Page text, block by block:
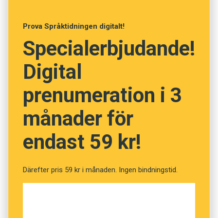
Foto: Istockphoto
Vad betyder orden? (Kviss
Fråga1av 12
Gudsförgäten
Ihågkommen
Prova Språktidningen digitalt!
Specialerbjudande!
Digital
prenumeration i 3
månader för
endast 59 kr!
Därefter pris 59 kr i månaden. Ingen bindningstid.